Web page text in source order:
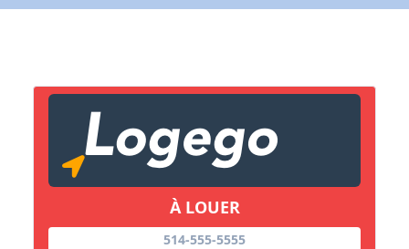
À LOUER
514-555-5555
Lien vers inscription (sera inclus dans courriel)
Copier lien
X Fermer
X Fermer